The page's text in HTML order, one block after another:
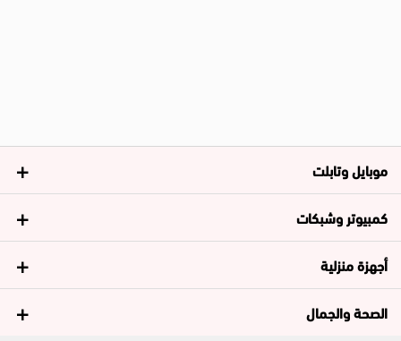
موبايل وتابلت
كمبيوتر وشبكات
أجهزة منزلية
الصحة والجمال